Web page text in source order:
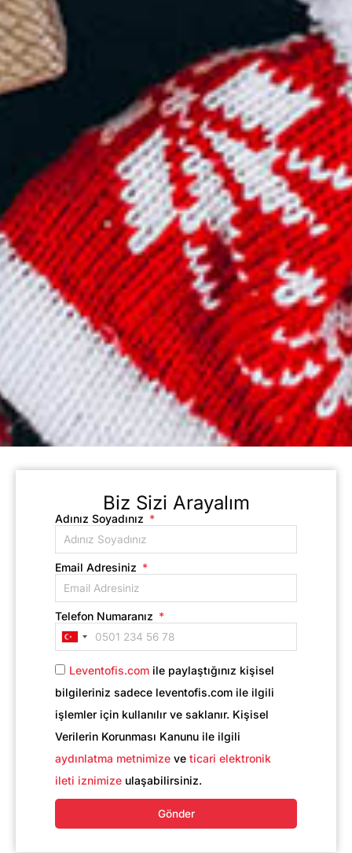
Biz Sizi Arayalım
Adınız Soyadınız
Email Adresiniz
Telefon Numaranız
Turkey
+90
Leventofis.com ile paylaştığınız kişisel
bilgileriniz sadece leventofis.com ile ilgili
işlemler için kullanılır ve saklanır. Kişisel
Verilerin Korunması Kanunu ile ilgili
aydınlatma metnimize ve ticari elektronik
ileti iznimize ulaşabilirsiniz.
Gönder